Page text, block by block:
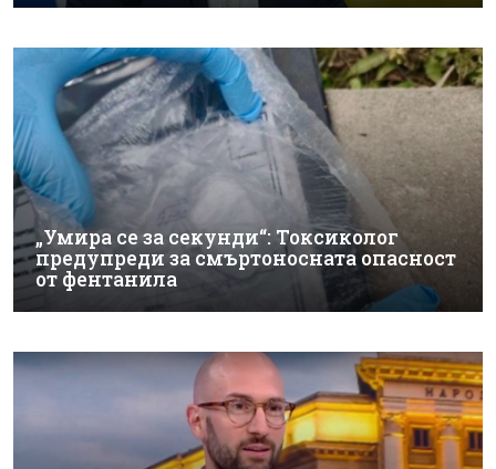
„Умира се за секунди“: Токсиколог
предупреди за смъртоносната опасност
от фентанила